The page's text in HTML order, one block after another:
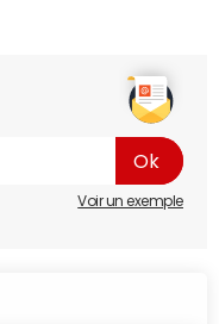
Voir un exemple